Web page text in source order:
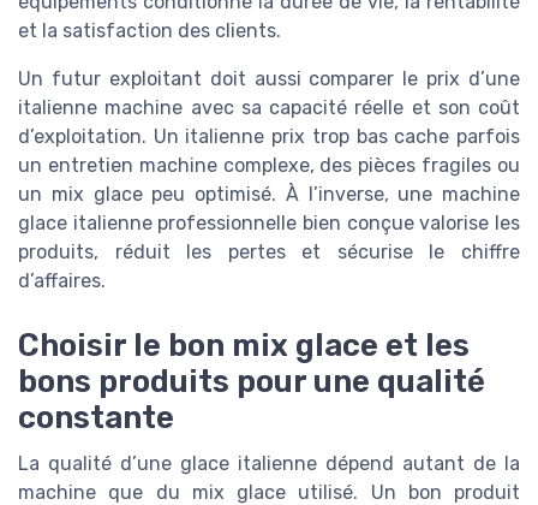
et la satisfaction des clients.
Un futur exploitant doit aussi comparer le prix d’une
italienne machine avec sa capacité réelle et son coût
d’exploitation. Un italienne prix trop bas cache parfois
un entretien machine complexe, des pièces fragiles ou
un mix glace peu optimisé. À l’inverse, une machine
glace italienne professionnelle bien conçue valorise les
produits, réduit les pertes et sécurise le chiffre
d’affaires.
Choisir le bon mix glace et les
bons produits pour une qualité
constante
La qualité d’une glace italienne dépend autant de la
machine que du mix glace utilisé. Un bon produit